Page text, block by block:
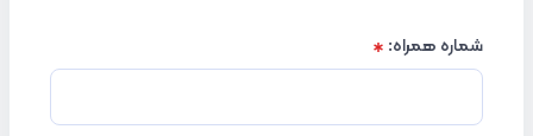
شماره همراه: